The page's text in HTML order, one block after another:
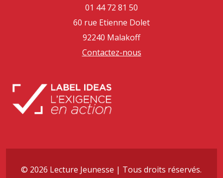
01 44 72 81 50
60 rue Etienne Dolet
92240 Malakoff
Contactez-nous
© 2026 Lecture Jeunesse | Tous droits réservés.